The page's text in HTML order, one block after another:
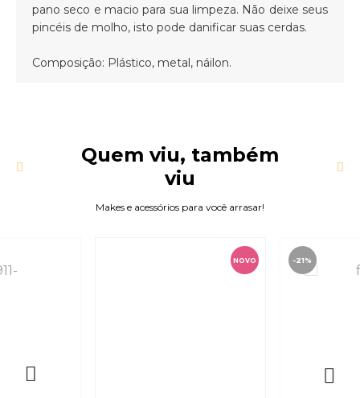
pano seco e macio para sua limpeza. Não deixe seus
pincéis de molho, isto pode danificar suas cerdas.
Composição: Plástico, metal, náilon.
Quem viu, também
viu
Makes e acessórios para você arrasar!
NOVO -21%